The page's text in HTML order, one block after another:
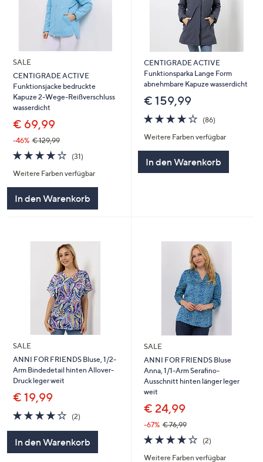
SALE
CENTIGRADE ACTIVE
Funktionsjacke bedruckte
Kapuze 2-Wege-Reißverschluss
wasserdicht
€ 69,99
-46% € 129,99
4.1
von
5
(31)31
Weitere Farben verfügbar
In den Warenkorb
CENTIGRADE ACTIVE
Funktionsparka Lange Form
abnehmbare Kapuze wasserdicht
€ 159,99
4.1
von
5
(86)
Weitere Farben verfügbar
In den Warenkorb
SALE
ANNI FOR FRIENDS Bluse, 1/2-
Arm Bindedetail hinten Allover-
Druck leger weit
€ 19,99
4.0
von
(2)2
In den Warenkorb
SALE
ANNI FOR FRIENDS Bluse
Anna, 1/1-Arm Serafino-
Ausschnitt hinten länger leger
weit
€ 24,99
-67% € 76,99
4.0
von
5
(2)2
Weitere Farben verfügbar